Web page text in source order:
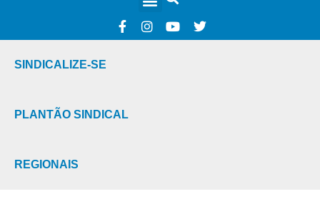
SINDICALIZE-SE
PLANTÃO SINDICAL
REGIONAIS